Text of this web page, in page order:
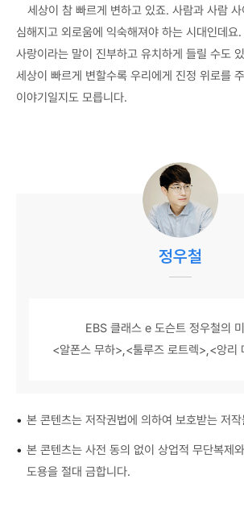
세상이 참 빠르게 변하고 있죠. 사람과 사람
심해지고 외로움에 익숙해져야 하는 시대인데요
사랑이라는 말이 진부하고 유치하게 들릴 수도
세상이 빠르게 변할수록 우리에게 진정 위로를
이야기일지도 모릅니다.
정우철
EBS 클래스 e 도슨트 정우철의
<알폰스 무하>,<툴루즈 로트렉>,<앙리
• 본 콘텐츠는 저작권법에 의하여 보호받는 저
• 본 콘텐츠는 사전 동의 없이 상업적 무단복제
도용을 절대 금합니다.